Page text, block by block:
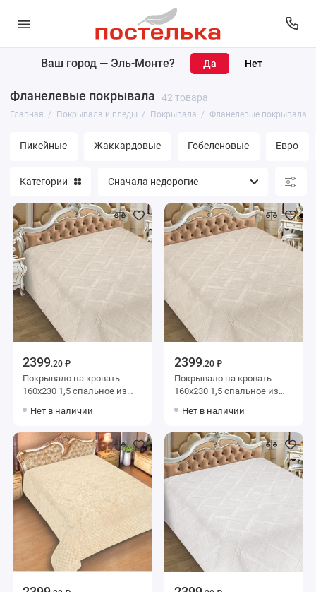
Ваш город — Эль-Монте?
Фланелевые покрывала 42 товара
Главная Покрывала и пледы Покрывала Фланелевые покрывала
Пикейные Жаккардовые Гобеленовые Евро
Пледы
Накидки
Категории
2399.20 ₽
Покрывало на кровать
160х230 1,5 спальное из
однотонное Marianna
Нет в наличии
2399.20 ₽
Покрывало на кровать
160х230 1,5 спальное из
однотонное Marianna
Нет в наличии